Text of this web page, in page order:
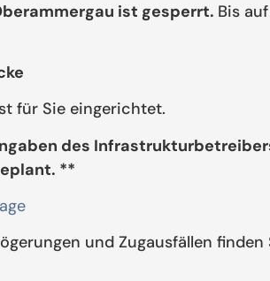
ist gesperrt. Bis
für Sie eingerichtet.
des
**
und Zugausfällen